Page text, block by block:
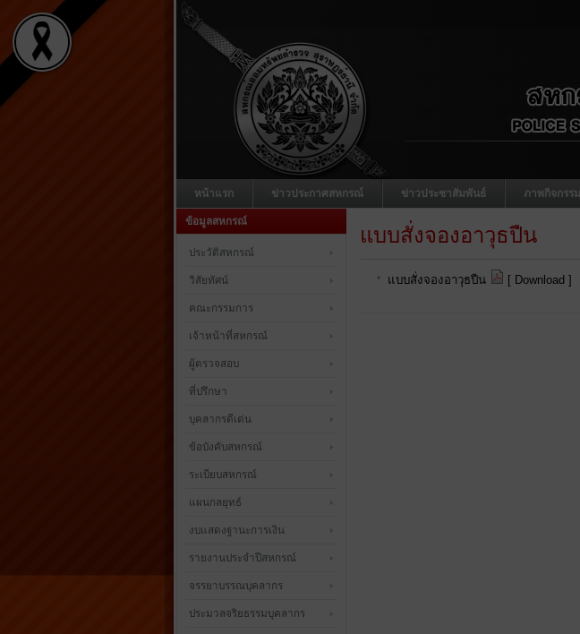
หน้าแรก ข่าวประกาศสหกรณ์ ข่าวประชาสัมพันธ์ ภาพกิจกรรม
แบบสั่งจองอาวุธปืน
แบบสั่งจองอาวุธปืน [ Download ]
ข้อมูลสหกรณ์
ประวัติสหกรณ์
วิสัยทัศน์
คณะกรรมการ
เจ้าหน้าที่สหกรณ์
ผู้ตรวจสอบ
ที่ปรึกษา
บุคลากรดีเด่น
ข้อบังคับสหกรณ์
ระเบียบสหกรณ์
แผนกลยุทธ์
งบแสดงฐานะการเงิน
รายงานประจำปีสหกรณ์
จรรยาบรรณบุคลากร
ประมวลจริยธรรมบุคลากร